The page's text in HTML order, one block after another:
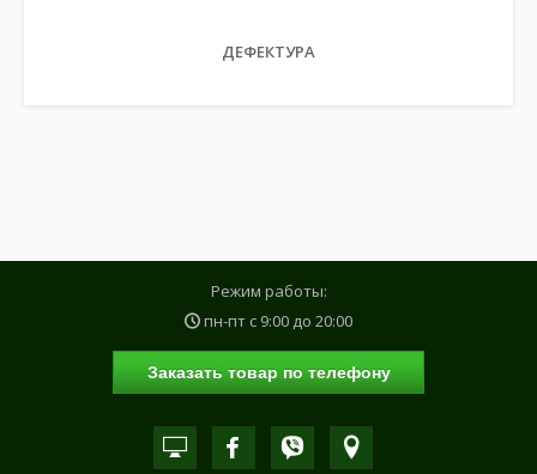
ДЕФЕКТУРА
Режим работы:
пн-пт с 9:00 до 20:00
Заказать товар по телефону